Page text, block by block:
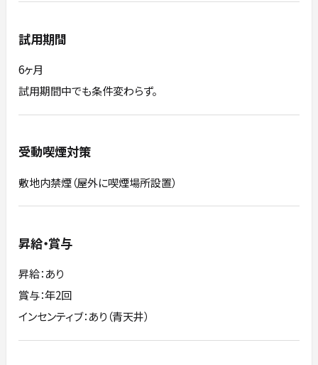
試用期間
6ヶ月
試用期間中でも条件変わらず。
受動喫煙対策
敷地内禁煙（屋外に喫煙場所設置）
昇給・賞与
昇給：あり
賞与：年2回
インセンティブ：あり（青天井）